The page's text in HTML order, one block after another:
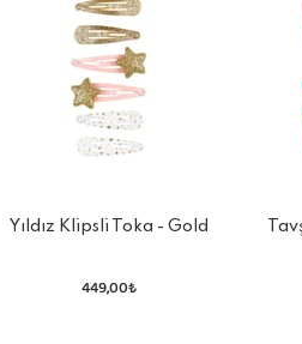
Yıldız Klipsli Toka - Gold
449,00₺